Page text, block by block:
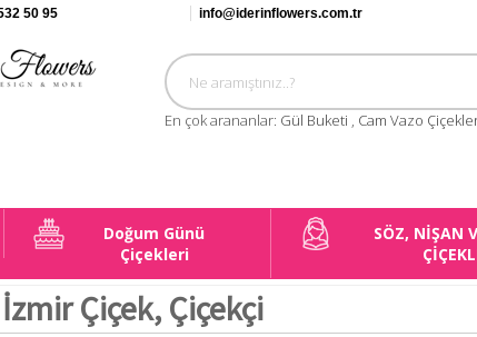
50 95 info@iderinflowers.com.tr
En çok arananlar: Gül Buketi , Cam Vazo
Doğum Günü
Çiçekleri
SÖZ, NİŞAN
Çiçek, Çiçekçi